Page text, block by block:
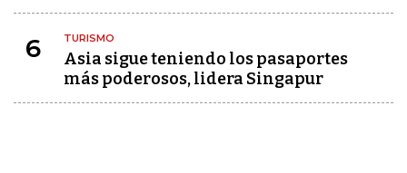
6 TURISMO
Asia sigue teniendo los pasaportes
más poderosos, lidera Singapur